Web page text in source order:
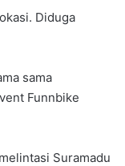
Diduga
sama
Funnbike
Suramadu